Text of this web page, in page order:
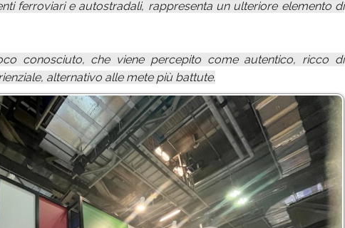
ferroviari e autostradali, rappresenta un ulteriore elemento di
conosciuto, che viene percepito come autentico, ricco di
alternativo alle mete più battute.